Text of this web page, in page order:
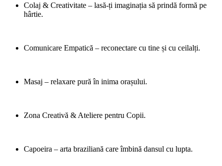
Colaj & Creativitate – lasă-ți imaginația să prindă formă pe
hârtie.
Comunicare Empatică – reconectare cu tine și cu ceilalți.
Masaj – relaxare pură în inima orașului.
Zona Creativă & Ateliere pentru Copii.
Capoeira – arta braziliană care îmbină dansul cu lupta.